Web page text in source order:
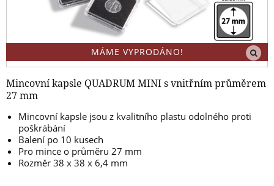
MÁME VYPRODÁNO!
Mincovní kapsle QUADRUM MINI s vnitřním průměrem
27 mm
Mincovní kapsle jsou z kvalitního plastu odolného proti
poškrábání
Balení po 10 kusech
Pro mince o průměru 27 mm
Rozměr 38 x 38 x 6,4 mm